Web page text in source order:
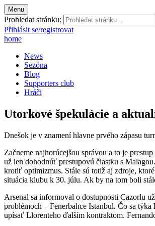
Menu
Prohledat stránku:
Přihlásit se/registrovat
home
News
Sezóna
Blog
Supporters club
Hráči
Utorkové špekulácie a
Dnešok je v znamení hlavne prvého zápasu
Začneme najhorúcejšou správou a to je prestup
už len dohodnúť prestupovú čiastku s
krotiť optimizmus. Stále sú totiž aj zdroje,
situácia klubu k 30. júlu. Ak by na tom boli
Arsenal sa informoval o dostupnosti Cazorlu
problémoch – Fenerbahce Istanbul. Čo sa týka
upísať Llorenteho ďalším kontraktom.